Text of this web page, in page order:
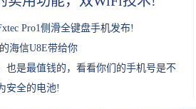
Pro1侧滑全键盘手机发布!
海信U8E带给你
也是最值钱的，看看你们的手机号是不
安全的电池!